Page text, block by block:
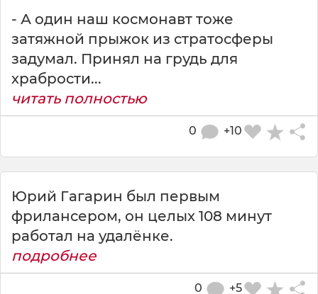
- А один наш космонавт тоже
затяжной прыжок из стратосферы
задумал. Принял на грудь для
храбрости...
читать полностью
+10
0
Юрий Гагарин был первым
фрилансером, он целых 108 минут
работал на удалёнке.
подробнее
+5
0